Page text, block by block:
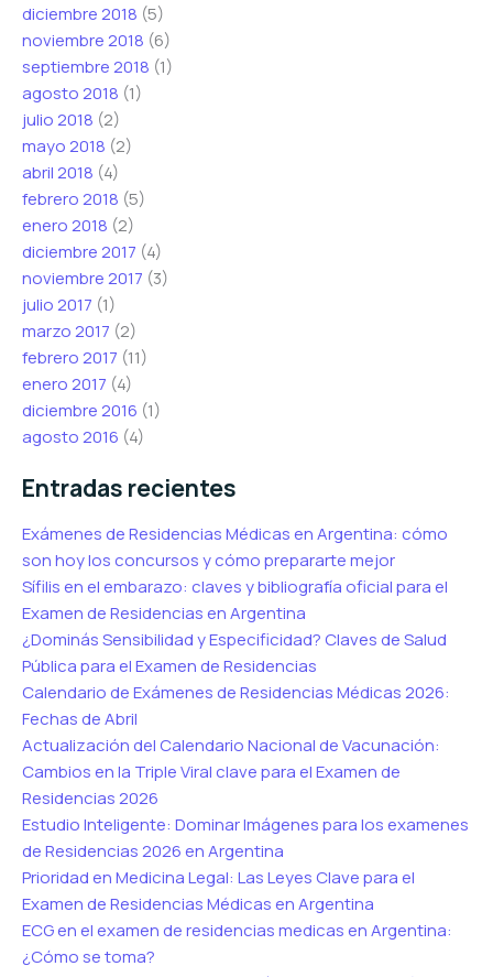
diciembre 2018 (5)
noviembre 2018 (6)
septiembre 2018 (1)
agosto 2018 (1)
julio 2018 (2)
mayo 2018 (2)
abril 2018 (4)
febrero 2018 (5)
enero 2018 (2)
diciembre 2017 (4)
noviembre 2017 (3)
julio 2017 (1)
marzo 2017 (2)
febrero 2017 (11)
enero 2017 (4)
diciembre 2016 (1)
agosto 2016 (4)
Entradas recientes
Exámenes de Residencias Médicas en Argentina: cómo
son hoy los concursos y cómo prepararte mejor
Sífilis en el embarazo: claves y bibliografía oficial para el
Examen de Residencias en Argentina
¿Dominás Sensibilidad y Especificidad? Claves de Salud
Pública para el Examen de Residencias
Calendario de Exámenes de Residencias Médicas 2026:
Fechas de Abril
Actualización del Calendario Nacional de Vacunación:
Cambios en la Triple Viral clave para el Examen de
Residencias 2026
Estudio Inteligente: Dominar Imágenes para los examenes
de Residencias 2026 en Argentina
Prioridad en Medicina Legal: Las Leyes Clave para el
Examen de Residencias Médicas en Argentina
ECG en el examen de residencias medicas en Argentina:
¿Cómo se toma?